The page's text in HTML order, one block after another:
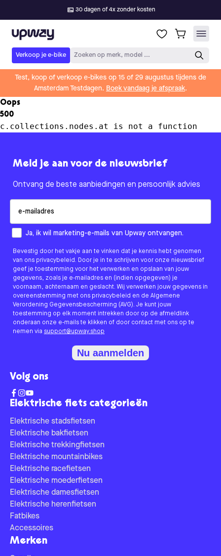
30 dagen of 4x zonder kosten
Upway
Verkoop je e-bike Zoeken op merk, model ...
Test, koop of verkoop e-bikes op 15 of 29 augustus tijdens de
Amsterdam Testdagen. Boek vandaag je afspraak.
Oops
500
c.collections.nodes.at is not a function
Elektrische fiets categorieën
Elektrische stadsfietsen
Elektrische bakfietsen
Elektrische trekkingfietsen
Elektrische mountainbikes
Elektrische racefietsen
Elektrische moederfietsen
Elektrische damesfietsen
Elektrische herenfietsen
Fatbikes
Accessoires
Merken
Meld je aan voor de nieuwsbrief
Ontvang de beste aanbiedingen en persoonlijk advies
How would you like to hear from us?
Ja, ik wil marketing-e-mails van Upway ontvangen.
Bevestig door het vakje aan te vinken dat je kennis hebt genomen
van ons privacybeleid. Door je in te schrijven voor onze nieuwsbrief
geef je toestemming voor het verwerken en opslaan van jouw
gegevens, zoals je e-mailadres en (indien opgegeven) je
voornaam, achternaam en geslacht. Wij verwerken jouw gegevens in
overeenstemming met ons privacybeleid en de Algemene
Verordening Gegevensbescherming (AVG). Je kunt jouw
toestemming op elk moment intrekken door op de afmeldlink
onderaan onze e-mails te klikken of door contact met ons op te
nemen via support@upway.shop
Nu aanmelden
Volg ons